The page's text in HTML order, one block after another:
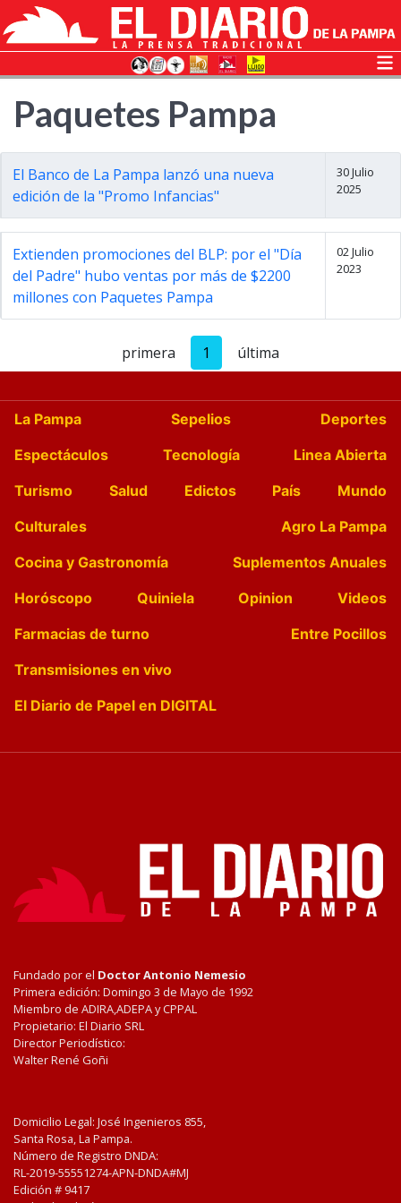
Paquetes Pampa
El Banco de La Pampa lanzó una nueva
edición de la "Promo Infancias"
30 Julio
2025
Extienden promociones del BLP: por el "Día
del Padre" hubo ventas por más de $2200
millones con Paquetes Pampa
02 Julio
2023
primera 1 última
La Pampa Sepelios
Deportes
Espectáculos
Tecnología
Linea Abierta
Turismo
Salud Edictos País
Mundo
Culturales
Agro La Pampa
Cocina y Gastronomía
Suplementos Anuales
Horóscopo
Quiniela Opinion
Videos
Farmacias de turno
Entre Pocillos
Transmisiones en vivo
El Diario de Papel en DIGITAL
Fundado por el Doctor Antonio Nemesio
Primera edición: Domingo 3 de Mayo de 1992
Miembro de ADIRA,ADEPA y CPPAL
Propietario: El Diario SRL
Director Periodístico:
Walter René Goñi
Domicilio Legal: José Ingenieros 855,
Santa Rosa, La Pampa.
Número de Registro DNDA:
RL-2019-55551274-APN-DNDA#MJ
Edición # 9417